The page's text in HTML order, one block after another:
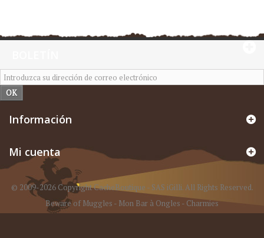
OK
Información
Mi cuenta
© 2009-2026 Copyright CacheBoutique - SAS iGilli. All Rights Reserved.
Beware of Muggles - Mon Bar à Ongles - Charmies